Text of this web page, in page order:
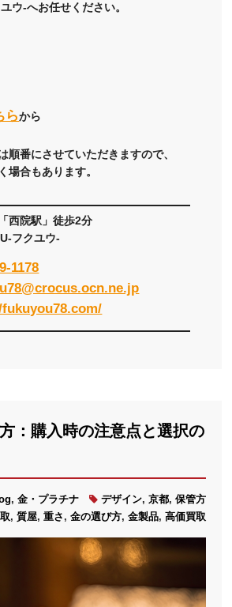
ウ-へお任せください。
らから
順番にさせていただきますので、
場合もあります。
西院駅」徒歩2分
フクユウ-
1178
：購入時の注意点と選択の
, 金・プラチナ デザイン, 京都, 保管方
, 質屋, 重さ , 金の選び方, 金製品, 高価買取